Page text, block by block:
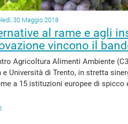
30 Maggio 2018
al rame e agli
vincono il
Agricoltura Alimenti Ambiente
e Università di Trento, in stretta
a 15 istituzioni europee di